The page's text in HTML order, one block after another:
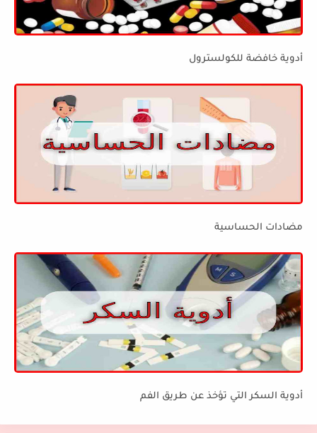
أدوية خافضة للكولسترول
مضادات الحساسية
أدوية السكر التي تؤخذ عن طريق الفم